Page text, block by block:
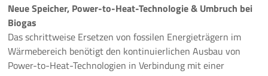
Neue Speicher, Power-to-Heat-Technologie & Umbruch bei
Biogas
Das schrittweise Ersetzen von fossilen Energieträgern im
Wärmebereich benötigt den kontinuierlichen Ausbau von
Power-to-Heat-Technologien in Verbindung mit einer